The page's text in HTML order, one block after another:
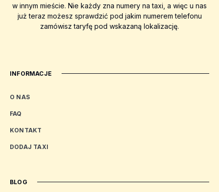
w innym mieście. Nie każdy zna numery na taxi, a więc u nas
już teraz możesz sprawdzić pod jakim numerem telefonu
zamówisz taryfę pod wskazaną lokalizację.
INFORMACJE
O NAS
FAQ
KONTAKT
DODAJ TAXI
BLOG